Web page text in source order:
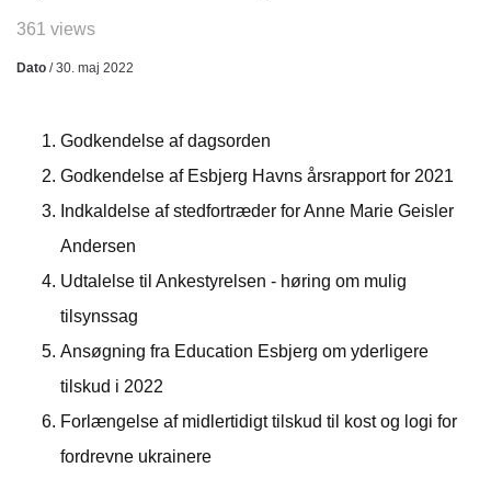
361 views
Dato / 30. maj 2022
Godkendelse af dagsorden
Godkendelse af Esbjerg Havns årsrapport for 2021
Indkaldelse af stedfortræder for Anne Marie Geisler
Andersen
Udtalelse til Ankestyrelsen - høring om mulig
tilsynssag
Ansøgning fra Education Esbjerg om yderligere
tilskud i 2022
Forlængelse af midlertidigt tilskud til kost og logi for
fordrevne ukrainere